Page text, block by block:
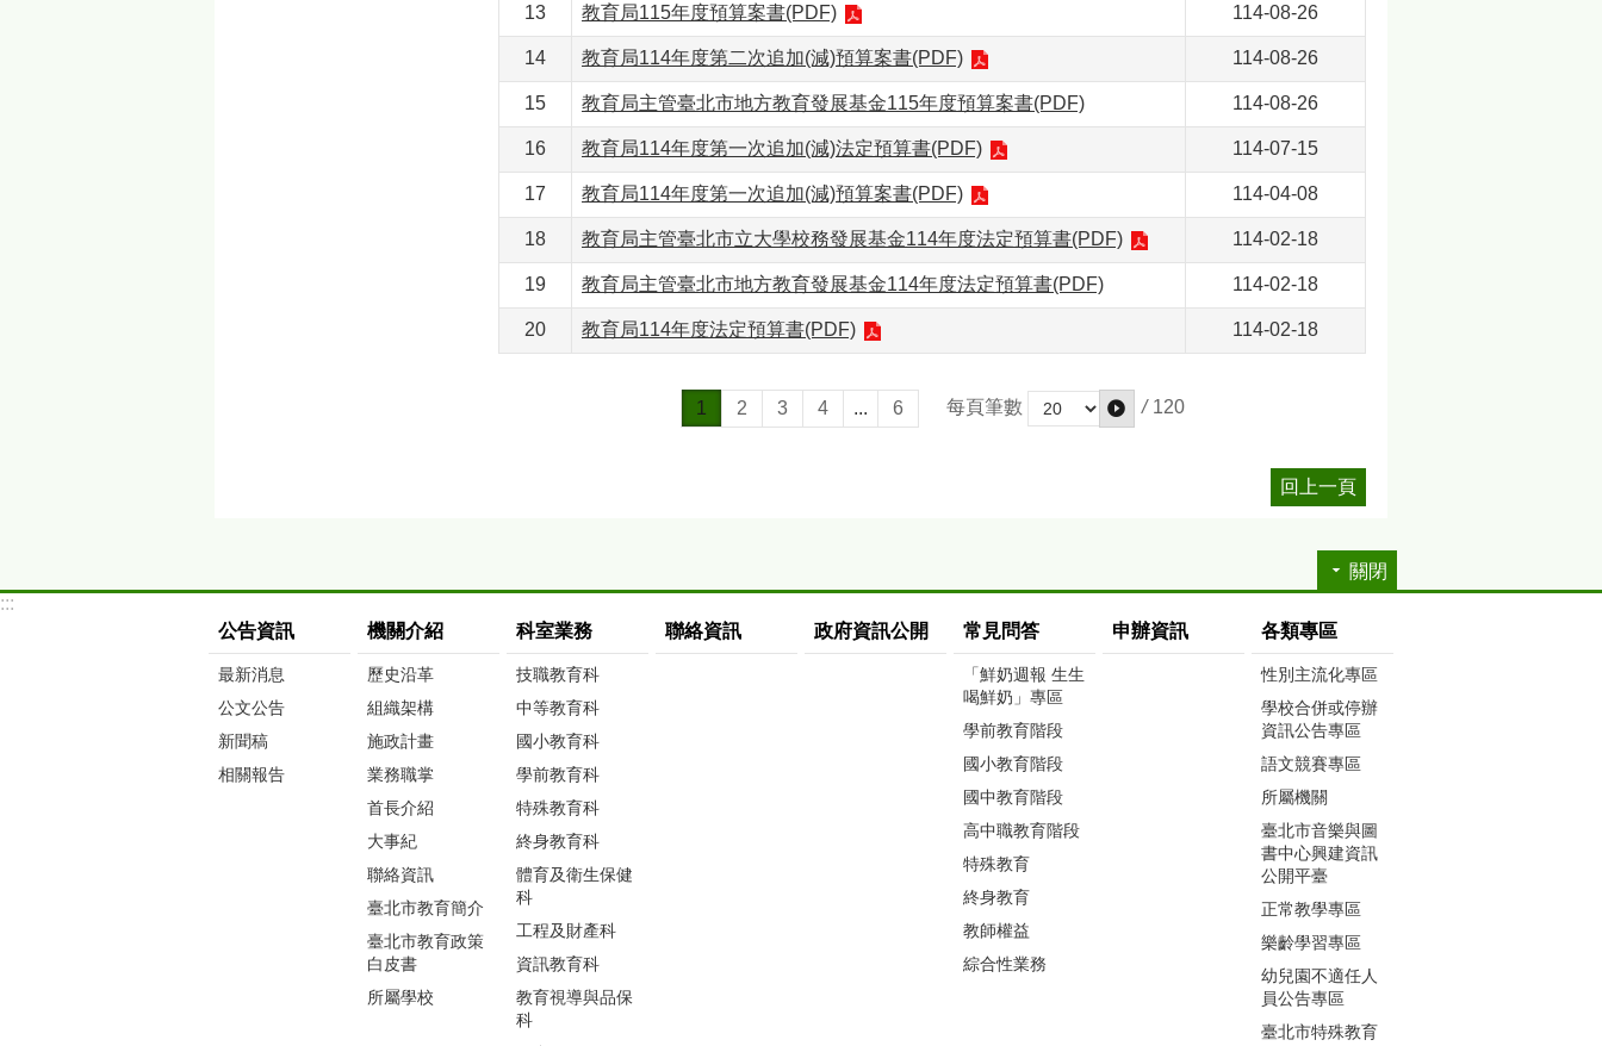
13 教育局115年度預算案書(PDF) 114-08-26
14 教育局114年度第二次追加(減)預算案書(PDF) 114-08-26
15 教育局主管臺北市地方教育發展基金115年度預算案書(PDF) 114-08-26
16 教育局114年度第一次追加(減)法定預算書(PDF) 114-07-15
17 教育局114年度第一次追加(減)預算案書(PDF) 114-04-08
18 教育局主管臺北市立大學校務發展基金114年度法定預算書(PDF) 114-02-18
19 教育局主管臺北市地方教育發展基金114年度法定預算書(PDF) 114-02-18
20 教育局114年度法定預算書(PDF) 114-02-18
1 2 3 4 ... 6 每頁筆數 / 120
回上一頁
關閉
:::
公告資訊
最新消息
公文公告
新聞稿
相關報告
機關介紹
歷史沿革
組織架構
施政計畫
業務職掌
首長介紹
大事紀
聯絡資訊
臺北市教育簡介
臺北市教育政策
白皮書
所屬學校
科室業務
技職教育科
中等教育科
國小教育科
學前教育科
特殊教育科
終身教育科
體育及衛生保健
科
工程及財產科
資訊教育科
教育視導與品保
科
聯絡資訊 政府資訊公開 常見問答
「鮮奶週報 生生
喝鮮奶」專區
學前教育階段
國小教育階段
國中教育階段
高中職教育階段
特殊教育
終身教育
教師權益
綜合性業務
申辦資訊 各類專區
性別主流化專區
學校合併或停辦
資訊公告專區
語文競賽專區
所屬機關
臺北市音樂與圖
書中心興建資訊
公開平臺
正常教學專區
樂齡學習專區
幼兒園不適任人
員公告專區
臺北市特殊教育